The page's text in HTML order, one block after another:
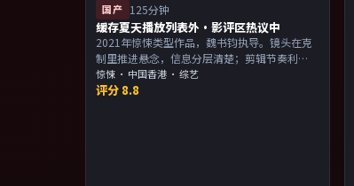
国产 125分钟
缓存夏天播放列表外·影评区热议中
2021年惊悚类型作品，魏书钧执导。镜头在克
制里推进悬念，信息分层清楚；剪辑节奏利
落，观感顺滑。主演以演技派为主，适合喜欢
强叙事与人物关系的观众加入片单。
惊悚 · 中国香港 · 综艺
评分 8.8